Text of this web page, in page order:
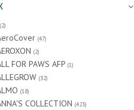
(2)
(47)
(2)
FOR PAWS AFP (1)
(32)
(18)
COLLECTION (423)